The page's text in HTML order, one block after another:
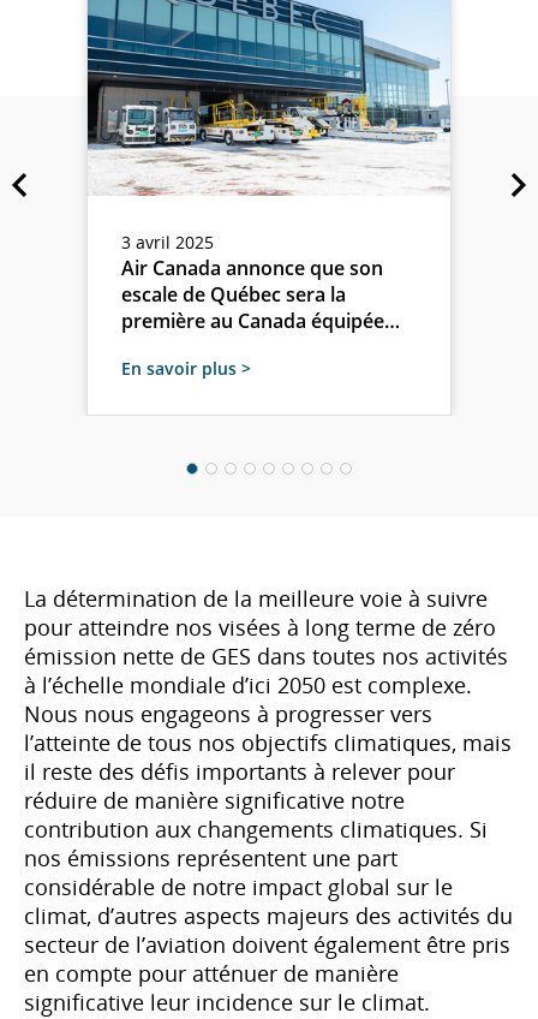
3 avril 2025
Air Canada annonce que son
escale de Québec sera la
première au Canada équipée
électriques pour les principales
En savoir plus >
Previous
La détermination de la meilleure voie à suivre
pour atteindre nos visées à long terme de zéro
émission nette de GES dans toutes nos activités
à l’échelle mondiale d’ici 2050 est complexe.
Nous nous engageons à progresser vers
l’atteinte de tous nos objectifs climatiques, mais
il reste des défis importants à relever pour
réduire de manière significative notre
contribution aux changements climatiques. Si
nos émissions représentent une part
considérable de notre impact global sur le
climat, d’autres aspects majeurs des activités du
secteur de l’aviation doivent également être pris
en compte pour atténuer de manière
significative leur incidence sur le climat.